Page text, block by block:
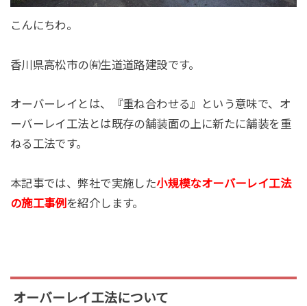
こんにちわ。
香川県高松市の㈲生道道路建設です。
オーバーレイとは、『重ね合わせる』という意味で、オ
ーバーレイ工法とは既存の舗装面の上に新たに舗装を重
ねる工法です。
本記事では、弊社で実施した小規模なオーバーレイ工法
の施工事例 を紹介します。
オーバーレイ工法について